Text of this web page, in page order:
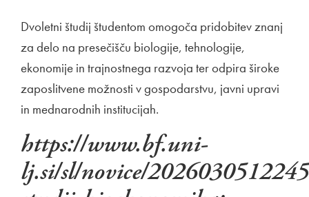
Dvoletni študij študentom omogoča pridobitev znanj
za delo na presečišču biologije, tehnologije,
ekonomije in trajnostnega razvoja ter odpira široke
zaposlitvene možnosti v gospodarstvu, javni upravi
in mednarodnih institucijah.
https://www.bf.uni-
lj.si/sl/novice/